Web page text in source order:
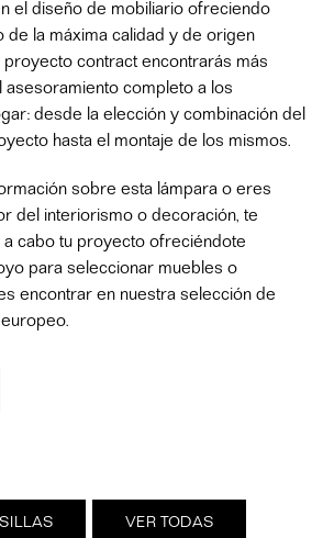
el diseño de mobiliario ofreciendo
la máxima calidad y de origen
proyecto contract encontrarás más
completo a los
desde la elección y combinación del
hasta el montaje de los mismos.
sobre esta lámpara o eres
del interiorismo o decoración, te
cabo tu proyecto ofreciéndote
para seleccionar muebles o
encontrar en nuestra selección de
VER TODAS